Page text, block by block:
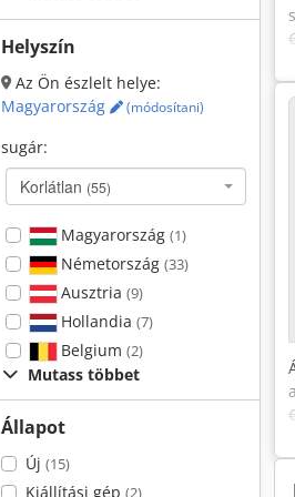
Helyszín
Az Ön észlelt helye:
Magyarország
(módosítani)
sugár:
Korlátlan (55)
Magyarország (1)
Németország (33)
Ausztria (9)
Hollandia (7)
Belgium (2)
Mutass többet
Állapot
Új (15)
Kiállítási gép (2)